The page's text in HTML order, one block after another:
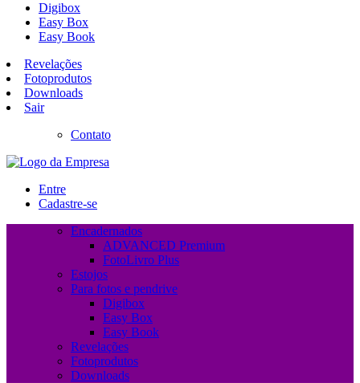
Digibox
Easy Box
Easy Book
Revelações
Fotoprodutos
Downloads
Sair
Contato
Entre
Cadastre-se
Encadernados
ADVANCED Premium
FotoLivro Plus
Estojos
Para fotos e pendrive
Digibox
Easy Box
Easy Book
Revelações
Fotoprodutos
Downloads